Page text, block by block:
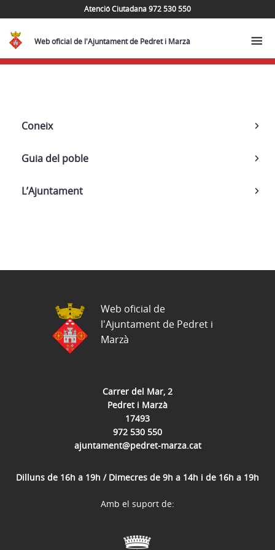
Atenció Ciutadana 972 530 550
Web oficial de l'Ajuntament de Pedret i Marzà
Navega
Coneix
Guia del poble
L’Ajuntament
Carrer del Mar, 2
Pedret i Marzà
17493
972 530 550
ajuntament@pedret-marza.cat
Dilluns de 16h a 19h / Dimecres de 9h a 14h i de 16h a 19h
Web oficial de
l'Ajuntament de Pedret i
Marzà
Amb el suport de: